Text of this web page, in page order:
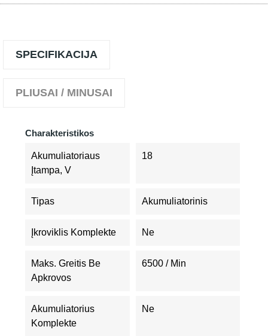
SPECIFIKACIJA
PLIUSAI / MINUSAI
Charakteristikos
Akumuliatoriaus
Įtampa, V
18
Tipas Akumuliatorinis
Įkroviklis Komplekte Ne
Maks. Greitis Be
Apkrovos
6500 / Min
Akumuliatorius
Komplekte
Ne